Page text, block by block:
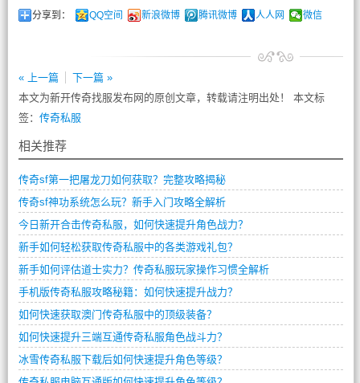
分享到： QQ空间 新浪微博 腾讯微博 人人网 微信
« 上一篇
下一篇 »
本文为新开传奇找服发布网的原创文章，转载请注明出处！ 本文标
签： 传奇私服
相关推荐
传奇sf第一把屠龙刀如何获取？完整攻略揭秘
传奇sf神功系统怎么玩？新手入门攻略全解析
今日新开合击传奇私服，如何快速提升角色战力？
新手如何轻松获取传奇私服中的各类游戏礼包？
新手如何评估道士实力？传奇私服玩家操作习惯全解析
手机版传奇私服攻略秘籍：如何快速提升战力？
如何快速获取澳门传奇私服中的顶级装备？
如何快速提升三端互通传奇私服角色战斗力？
冰雪传奇私服下载后如何快速提升角色等级？